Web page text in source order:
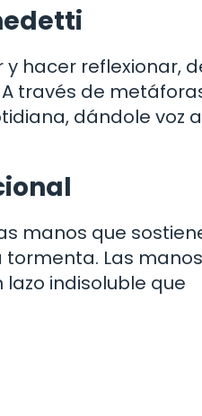
hacer reflexionar,
través de
dándole voz
manos que
tormenta. Las manos
indisoluble que